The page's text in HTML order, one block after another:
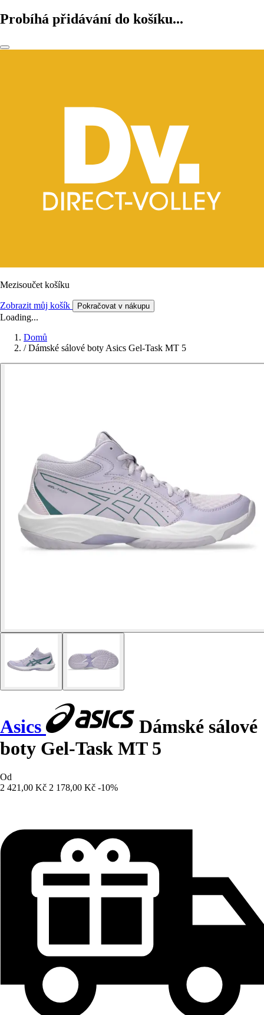
Probíhá přidávání do košíku...
Mezisoučet košíku
Zobrazit můj košík Pokračovat v nákupu
Loading...
Domů
/ Dámské sálové boty Asics Gel-Task MT 5
Asics
Dámské sálové
boty Gel-Task MT 5
Od
2 421,00 Kč 2 178,00 Kč -10%